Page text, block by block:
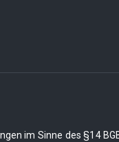
im Sinne des §14